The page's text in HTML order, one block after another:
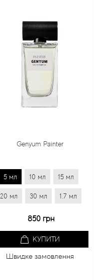
Genyum Painter
5 мл 10 мл 15 мл
20 мл 30 мл 1.7 мл
850 грн
КУПИТИ
Швидке замовлення